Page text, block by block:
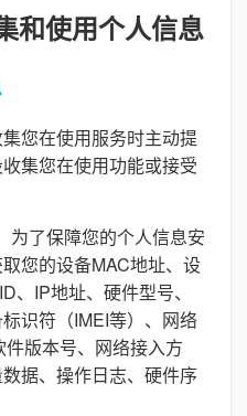
和使用个人信息
您在使用服务时主动提
集您在使用功能或接受
为了保障您的个人信息安
您的设备MAC地址、设
、IP地址、硬件型号、
识符（IMEI等）、网络
版本号、网络接入方
据、操作日志、硬件序